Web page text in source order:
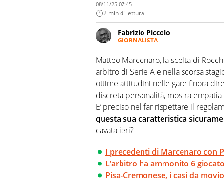
08/11/25 07:45
2 min di lettura
Fabrizio Piccolo
GIORNALISTA
Nella sua carriera ha seguito
agenzie e testate. Esperienza,
prevalentemente di calcio
Matteo Marcenaro, la scelta di
arbitro di Serie A e nella scorsa
ottime attitudini nelle gare finora
discreta personalità, mostra
E’ preciso nel far rispettare il
questa sua caratteristica
cavata ieri?
I precedenti di Marcenaro con
L’arbitro ha ammonito 6
Pisa-Cremonese, i casi da